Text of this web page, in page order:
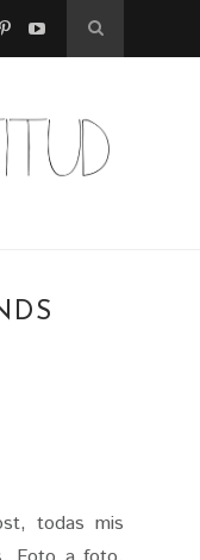
todas mis